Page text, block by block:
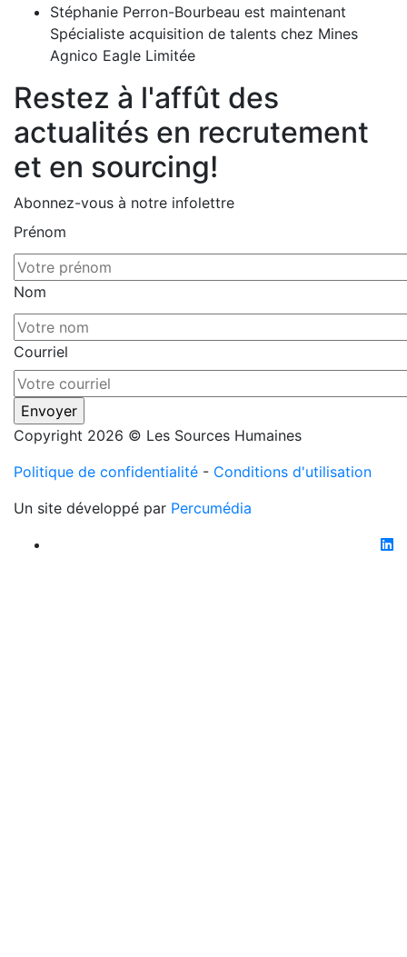
Stéphanie Perron-Bourbeau est maintenant
Spécialiste acquisition de talents chez Mines
Agnico Eagle Limitée
Restez à l'affût des
actualités en recrutement
et en sourcing!
Abonnez-vous à notre infolettre
Prénom
Nom
Courriel
Copyright 2026 © Les Sources Humaines
Politique de confidentialité - Conditions d'utilisation
Un site développé par Percumédia